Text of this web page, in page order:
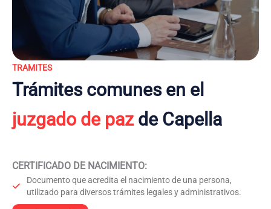
TRAMITES
Trámites comunes en el
juzgado de pazde Capella
CERTIFICADO DE NACIMIENTO:
Documento que acredita el nacimiento de una persona,
utilizado para diversos trámites legales y administrativos.